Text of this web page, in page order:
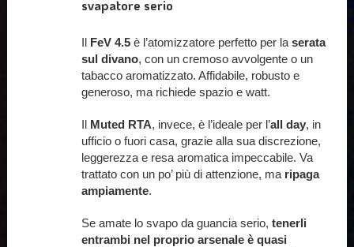
svapatore serio
Il FeV 4.5è l’atomizzatore perfetto per la serata
sul divano, con un cremoso avvolgente o un
tabacco aromatizzato. Affidabile, robusto e
generoso, ma richiede spazio e watt.
Il Muted RTA, invece, è l’ideale per l’all day, in
ufficio o fuori casa, grazie alla sua discrezione,
leggerezza e resa aromatica impeccabile. Va
trattato con un po’ più di attenzione, ma ripaga
ampiamente.
Se amate lo svapo da guancia serio, tenerli
entrambi nel proprio arsenale è quasi